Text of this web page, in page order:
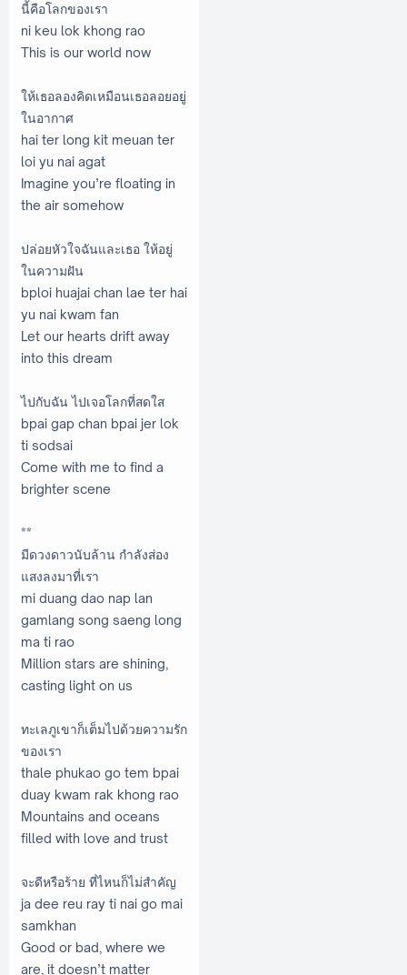
นี้คือโลกของเรา
ni keu lok khong rao
This is our world now
ให้เธอลองคิดเหมือนเธอลอยอยู่
ในอากาศ
hai ter long kit meuan ter
loi yu nai agat
Imagine you’re floating in
the air somehow
ปล่อยหัวใจฉันและเธอ ให้อยู่
ในความฝัน
bploi huajai chan lae ter hai
yu nai kwam fan
Let our hearts drift away
into this dream
ไปกับฉัน ไปเจอโลกที่สดใส
bpai gap chan bpai jer lok
ti sodsai
Come with me to find a
brighter scene
**
มีดวงดาวนับล้าน กำลังส่อง
แสงลงมาที่เรา
mi duang dao nap lan
gamlang song saeng long
ma ti rao
Million stars are shining,
casting light on us
ทะเลภูเขาก็เต็มไปด้วยความรัก
ของเรา
thale phukao go tem bpai
duay kwam rak khong rao
Mountains and oceans
filled with love and trust
จะดีหรือร้าย ที่ไหนก็ไม่สำคัญ
ja dee reu ray ti nai go mai
samkhan
Good or bad, where we
are, it doesn’t matter